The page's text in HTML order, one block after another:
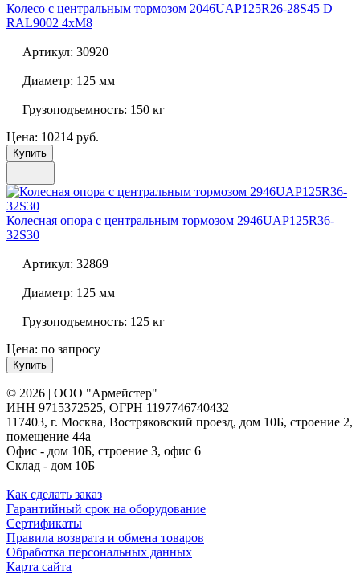
Колесо с центральным тормозом 2046UAP125R26-28S45 D
RAL9002 4xM8
Артикул: 30920
Диаметр: 125 мм
Грузоподъемность: 150 кг
Цена: 10214 руб.
Купить
Колесная опора с центральным тормозом 2946UAP125R36-
32S30
Артикул: 32869
Диаметр: 125 мм
Грузоподъемность: 125 кг
Цена: по запросу
Купить
© 2026 | ООО "Армейстер"
ИНН 9715372525, ОГРН 1197746740432
117403, г. Москва, Востряковский проезд, дом 10Б, строение 2,
помещение 44а
Офис - дом 10Б, строение 3, офис 6
Склад - дом 10Б
Как сделать заказ
Гарантийный срок на оборудование
Сертификаты
Правила возврата и обмена товаров
Обработка персональных данных
Карта сайта